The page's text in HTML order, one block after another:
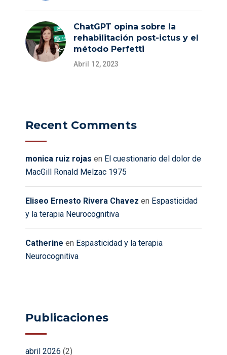
ChatGPT opina sobre la
rehabilitación post-ictus y el
método Perfetti
Abril 12, 2023
Recent Comments
monica ruiz rojas en El cuestionario del dolor de
MacGill Ronald Melzac 1975
Eliseo Ernesto Rivera Chavez en Espasticidad
y la terapia Neurocognitiva
Catherine en Espasticidad y la terapia
Neurocognitiva
Publicaciones
abril 2026 (2)